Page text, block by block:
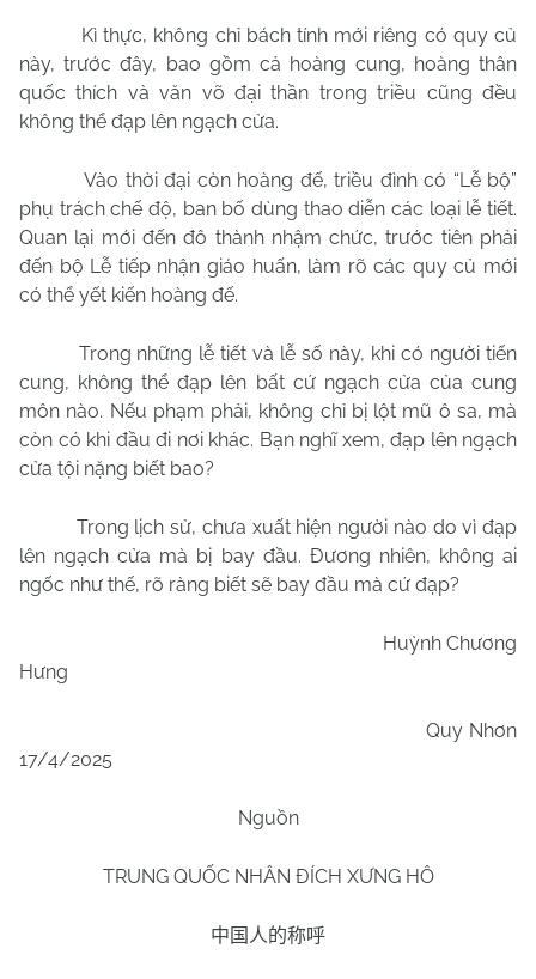
Kì thực, không chỉ bách tính mới riêng có quy củ
này, trước đây, bao gồm cả hoàng cung, hoàng thân
quốc thích và văn võ đại thần trong triều cũng đều
không thể đạp lên ngạch cửa.
Vào thời đại còn hoàng đế, triều đình có “Lễ bộ”
phụ trách chế độ, ban bố dùng thao diễn các loại lễ tiết.
Quan lại mới đến đô thành nhậm chức, trước tiên phải
đến bộ Lễ tiếp nhận giáo huấn, làm rõ các quy củ mới
có thể yết kiến hoàng đế.
Trong những lễ tiết và lễ số này, khi có người tiến
cung, không thể đạp lên bất cứ ngạch cửa của cung
môn nào. Nếu phạm phải, không chỉ bị lột mũ ô sa, mà
còn có khi đầu đi nơi khác. Bạn nghĩ xem, đạp lên ngạch
cửa tội nặng biết bao?
Trong lịch sử, chưa xuất hiện người nào do vì đạp
lên ngạch cửa mà bị bay đầu. Đương nhiên, không ai
ngốc như thế, rõ ràng biết sẽ bay đầu mà cứ đạp?
Huỳnh Chương
Hưng
Quy Nhơn
17/4/2025
Nguồn
TRUNG QUỐC NHÂN ĐÍCH XƯNG HÔ
中国人的称呼